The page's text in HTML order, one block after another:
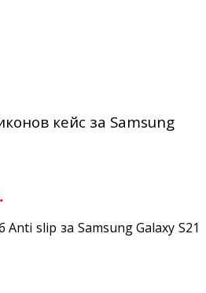
кейс за Samsung
slip за Samsung Galaxy S21